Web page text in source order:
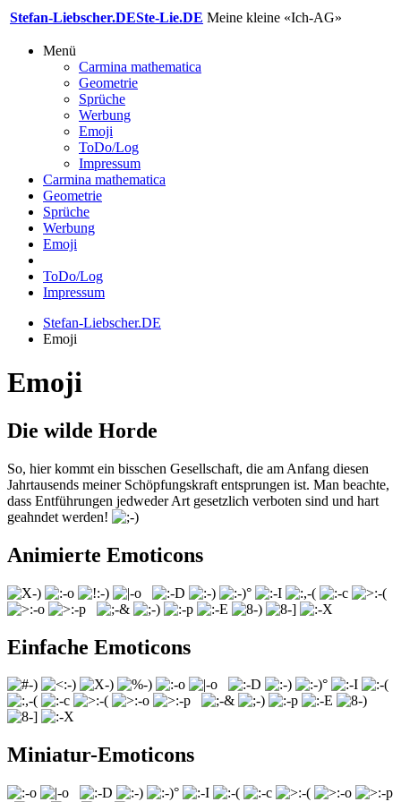
Stefan-Liebscher.DESte-Lie.DE Meine kleine «Ich-AG»
Menü
Carmina mathematica
Geometrie
Sprüche
Werbung
Emoji
ToDo/Log
Impressum
Carmina mathematica
Geometrie
Sprüche
Werbung
Emoji
ToDo/Log
Impressum
Stefan-Liebscher.DE
Emoji
Emoji
Die wilde Horde
So, hier kommt ein bisschen Gesellschaft, die am Anfang diesen
Jahrtausends meiner Schöpfungskraft entsprungen ist. Man beachte,
dass Entführungen jedweder Art gesetzlich verboten sind und hart
geahndet werden!
Animierte Emoticons
Einfache Emoticons
Miniatur-Emoticons